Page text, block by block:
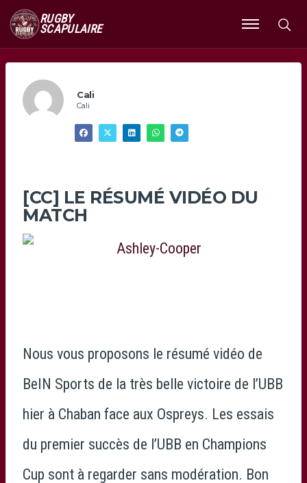
RUGBY
SCAPULAIRE
Ouvrir
le
Cali
Cali
[CC] LE RÉSUMÉ VIDÉO DU
MATCH
Nous vous proposons le résumé vidéo de
BeIN Sports de la très belle victoire de l’UBB
hier à Chaban face aux Ospreys. Les essais
du premier succès de l’UBB en Champions
Cup sont à regarder sans modération. Bon